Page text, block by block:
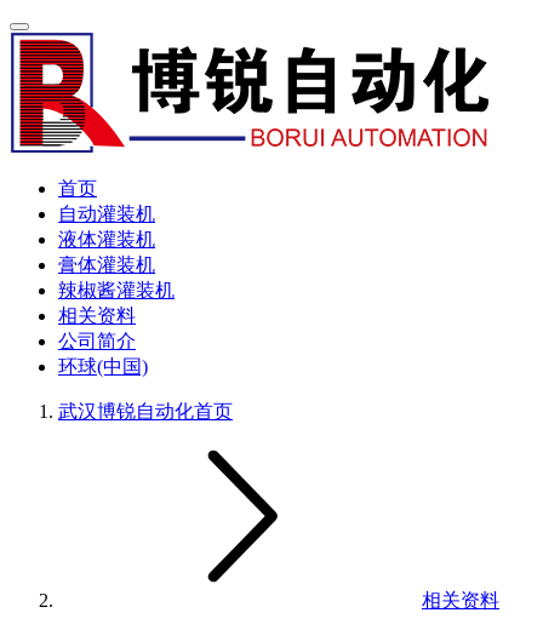
首页
自动灌装机
液体灌装机
膏体灌装机
辣椒酱灌装机
相关资料
公司简介
环球(中国)
武汉博锐自动化首页
相关资料